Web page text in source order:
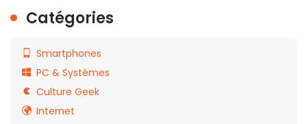
Catégories
Smartphones
PC & Systèmes
Culture Geek
Internet